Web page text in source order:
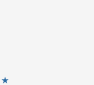
★